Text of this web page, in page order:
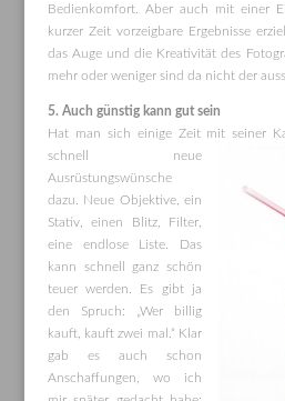
Bedienkomfort. Aber auch mit einer
kurzer Zeit vorzeigbare Ergebnisse
das Auge und die Kreativität des
mehr oder weniger sind da nicht der
5. Auch günstig kann gut sein
Hat man sich einige Zeit mit seiner
schnell neue
Ausrüstungswünsche
dazu. Neue Objektive, ein
Stativ, einen Blitz, Filter,
eine endlose Liste. Das
kann schnell ganz schön
teuer werden. Es gibt ja
den Spruch: „Wer billig
kauft, kauft zwei mal.“ Klar
gab es auch schon
Anschaffungen, wo ich